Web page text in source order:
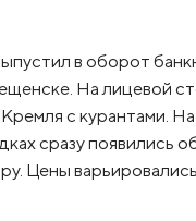
в оборот
На лицевой
с курантами.
сразу появились
Цены